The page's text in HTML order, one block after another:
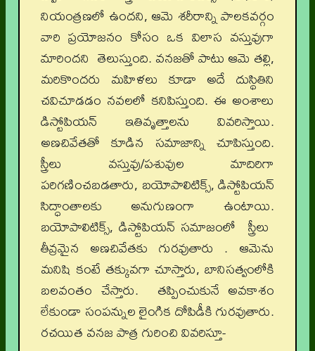
నియంత్రణలో ఉందని, ఆమె శరీరాన్ని పాలకవర్గం
వారి ప్రయోజనం కోసం ఒక విలాస వస్తువుగా
మారిందని తెలుస్తుంది. వనజతో పాటు ఆమె తల్లి,
మరికొందరు మహిళలు కూడా అదే దుస్థితిని
చవిచూడడం నవలలో కనిపిస్తుంది. ఈ అంశాలు
డిస్టోపియన్ ఇతివృత్తాలను వివరిస్తాయి.
అణచివేతతో కూడిన సమాజాన్ని చూపిస్తుంది.
స్త్రీలు వస్తువు/పశువుల మాదిరిగా
పరిగణించబడతారు, బయోపాలిటిక్స్, డిస్టోపియన్
సిద్ధాంతాలకు అనుగుణంగా ఉంటాయి.
బయోపాలిటిక్స్, డిస్టోపియన్ సమాజంలో స్త్రీలు
తీవ్రమైన అణచివేతకు గురవుతారు . ఆమెను
మనిషి కంటే తక్కువగా చూస్తారు, బానిసత్వంలోకి
బలవంతం చేస్తారు. తప్పించుకునే అవకాశం
లేకుండా సంపన్నుల లైంగిక దోపిడీకి గురవుతారు.
రచయిత వనజ పాత్ర గురించి వివరిస్తూ-